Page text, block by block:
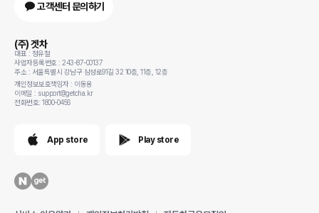
고객센터 문의하기
(주) 겟차
대표 : 정유철
사업자등록번호 : 243-87-00137
주소 : 서울특별시 강남구 삼성로91길 32 10층, 11층, 12층
개인정보보호책임자 : 이동용
이메일 : support@getcha.kr
전화번호: 1800-0456
App store Play store